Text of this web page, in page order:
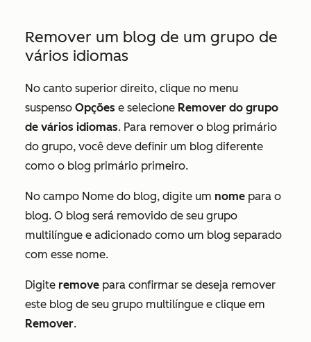
Remover um blog de um grupo de
vários idiomas
No canto superior direito, clique no menu
suspenso Opções e selecione Remover do grupo
de vários idiomas. Para remover o blog primário
do grupo, você deve definir um blog diferente
como o blog primário primeiro.
No campo Nome do blog, digite um nome para o
blog. O blog será removido de seu grupo
multilíngue e adicionado como um blog separado
com esse nome.
Digite remove para confirmar se deseja remover
este blog de seu grupo multilíngue e clique em
Remover.